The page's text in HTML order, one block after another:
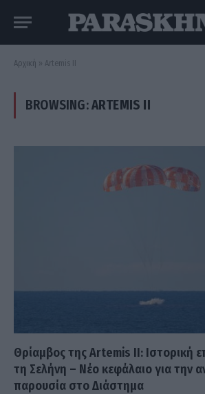
Αρχική » Artemis II
BROWSING:ARTEMIS II
Θρίαμβος της Artemis II: Ιστορική
τη Σελήνη – Νέο κεφάλαιο για την
παρουσία στο Διάστημα